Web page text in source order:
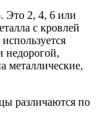
Это 2, 4, 6 или
с кровлей
недорогой,
металлические,
различаются по